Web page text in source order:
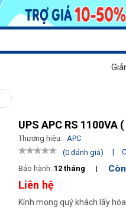
Giảm
UPS APC RS 1100VA
Thương hiệu: APC
(0 đánh giá)
|
Bảo hành: 12 tháng |
Liên hệ
Kính mong quý khách lấy